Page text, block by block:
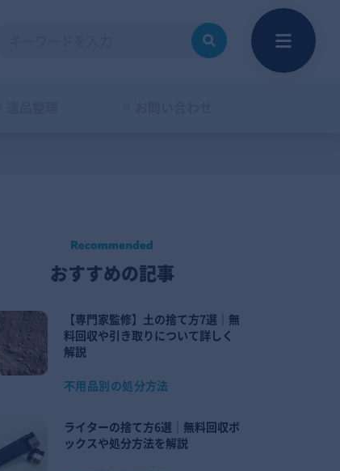
おすすめの記事
【専門家監修】土の捨て方7選｜無
料回収や引き取りについて詳しく
解説
不用品別の処分方法
ライターの捨て方6選｜無料回収ボ
ックスや処分方法を解説